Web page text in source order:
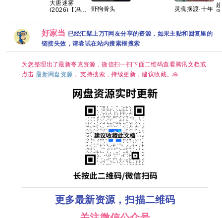
大唐迷雾
(2026)【冯绍
60FPS
HiveWeb 简
体中文字幕/夸
克/百度网盘资
源【单集0.6
野狗骨头
国语中字
1080P高清资
源分享
【1080P&4K】灵魂摆渡·十年‎
结】 又名：灵
魂摆渡5 [于毅
刘智扬] 【附
季全系列】夸
好家当 已经汇聚上万T网友分享的资源，如果主贴和回复里的
链接失效，请尝试在站内搜索框搜索
为您整理出了最新夸克资源，微信扫一扫下面二维码查看腾讯文档或
点击最新网盘资源 。支持搜索，持续更新，建议收藏。🙏
更多最新资源，扫描二维码